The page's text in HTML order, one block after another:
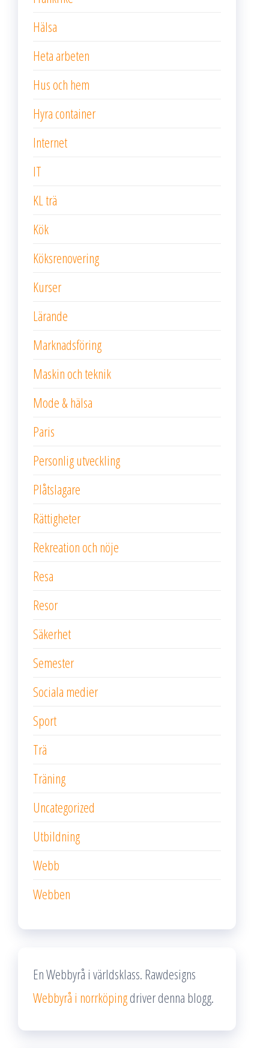
Hälsa
Heta arbeten
Hus och hem
Hyra container
Internet
IT
KL trä
Kök
Köksrenovering
Kurser
Lärande
Marknadsföring
Maskin och teknik
Mode & hälsa
Paris
Personlig utveckling
Plåtslagare
Rättigheter
Rekreation och nöje
Resa
Resor
Säkerhet
Semester
Sociala medier
Sport
Trä
Träning
Uncategorized
Utbildning
Webb
Webben
En Webbyrå i världsklass. Rawdesigns
Webbyrå i norrköpingdriver denna blogg.